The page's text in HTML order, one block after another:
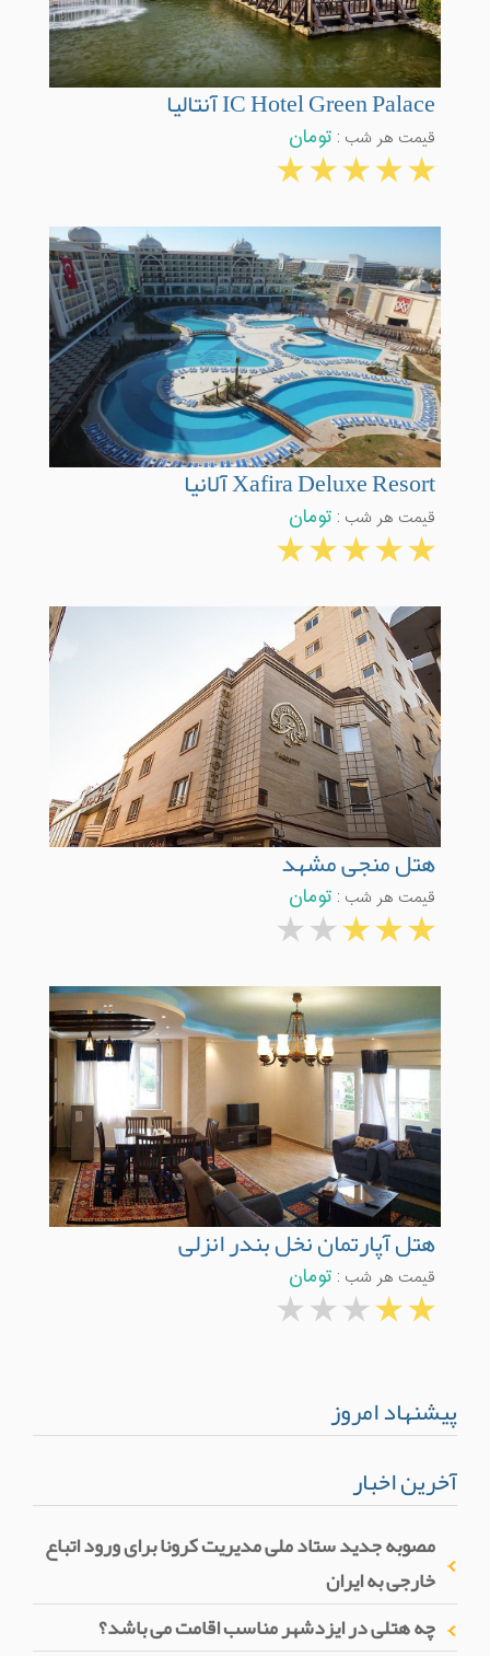
IC Hotel Green Palace آنتالیا
قیمت هر شب : تومان
Xafira Deluxe Resort آلانیا
قیمت هر شب : تومان
هتل منجی مشهد
قیمت هر شب : تومان
هتل آپارتمان نخل بندر انزلی
قیمت هر شب : تومان
پیشنهاد امروز
آخرین اخبار
مصوبه جدید ستاد ملی مدیریت کرونا برای ورود اتباع
خارجی به ایران
چه هتلی در ایزدشهر مناسب اقامت می باشد؟